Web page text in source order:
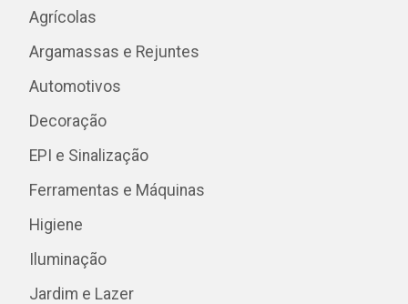
Agrícolas
Argamassas e Rejuntes
Automotivos
Decoração
EPI e Sinalização
Ferramentas e Máquinas
Higiene
Iluminação
Jardim e Lazer